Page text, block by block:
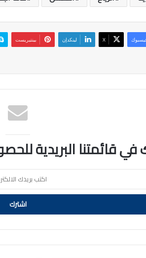
‫X لينكدإن بينتيريست
في قائمتنا البريدية